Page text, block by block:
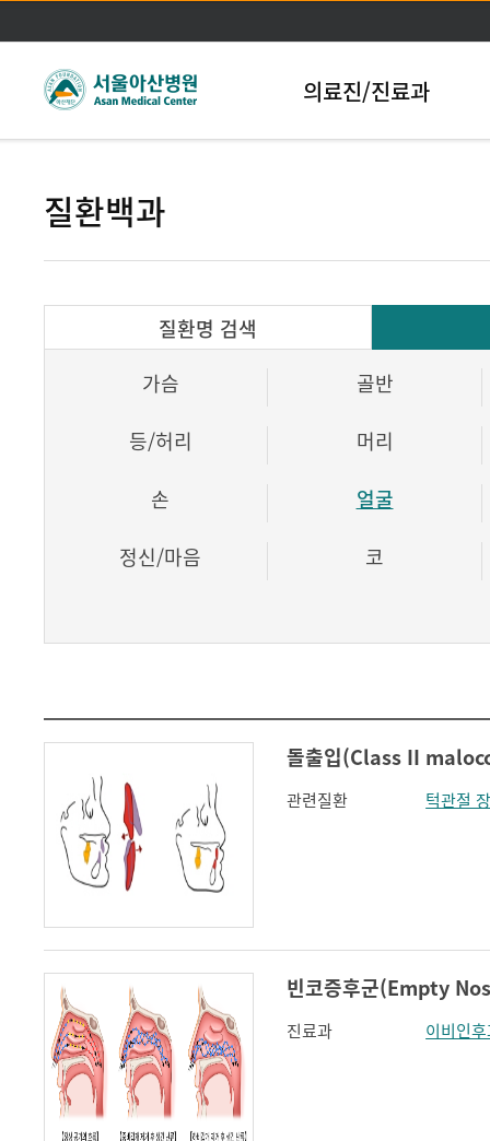
본문바로가기
의료진/진료과
질환백과
질환명 검색
가슴
골반
등/허리
머리
손
얼굴
정신/마음
코
돌출입(Class II
관련질환 턱관절
빈코증후군(Empty
진료과 이비인